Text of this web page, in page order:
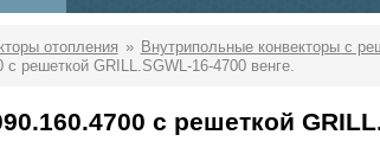
отопления
Внутрипольные конвекторы с
с решеткой GRILL.SGWL-16-4700 венге.
с решеткой